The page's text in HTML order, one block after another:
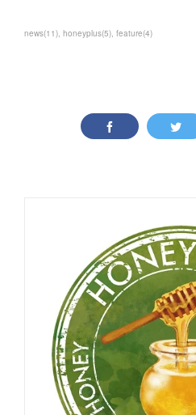
news(11) honeyplus(5) feature(4)